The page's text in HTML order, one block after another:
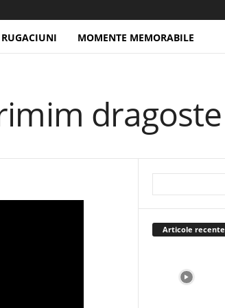
RUGACIUNI MOMENTE MEMORABILE
dragoste
Articole recente